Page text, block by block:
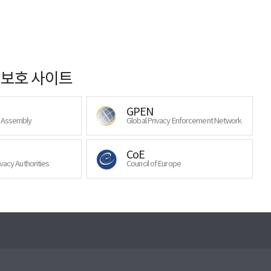
호 사이트
GPEN
Global Privacy Enforcement Network
Authorities
CoE
Council of Europe